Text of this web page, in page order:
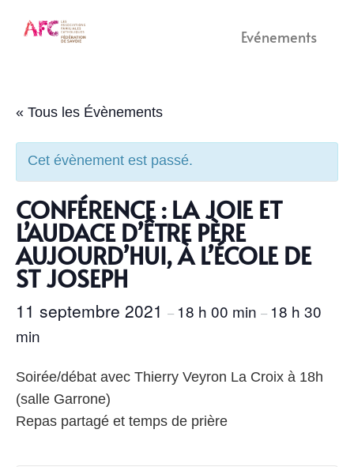
Evénements
« Tous les Évènements
Cet évènement est passé.
CONFÉRENCE : LA JOIE ET
L’AUDACE D’ÊTRE PÈRE
AUJOURD’HUI, À L’ÉCOLE DE
ST JOSEPH
11 septembre 2021 – 18 h 00 min – 18 h 30
min
Soirée/débat avec Thierry Veyron La Croix à 18h
(salle Garrone)
Repas partagé et temps de prière